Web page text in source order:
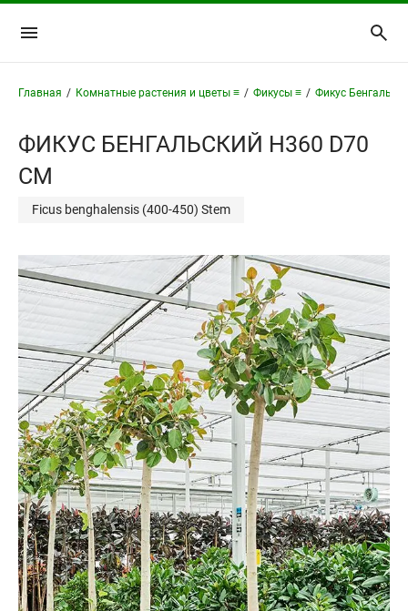
Главная / Комнатные растения и цветы ≡ / Фикусы ≡ / Фикус
ФИКУС БЕНГАЛЬСКИЙ H360 D70
СМ
Ficus benghalensis (400-450) Stem